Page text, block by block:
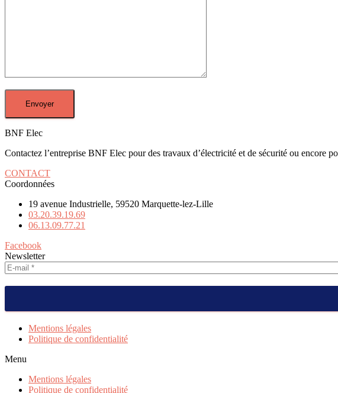
BNF Elec
Contactez l’entreprise BNF Elec pour des travaux d’électricité et de sécurité ou encore
CONTACT
Coordonnées
19 avenue Industrielle, 59520 Marquette-lez-Lille
03.20.39.19.69
06.13.09.77.21
Facebook
Newsletter
Mentions légales
Politique de confidentialité
Menu
Mentions légales
Politique de confidentialité